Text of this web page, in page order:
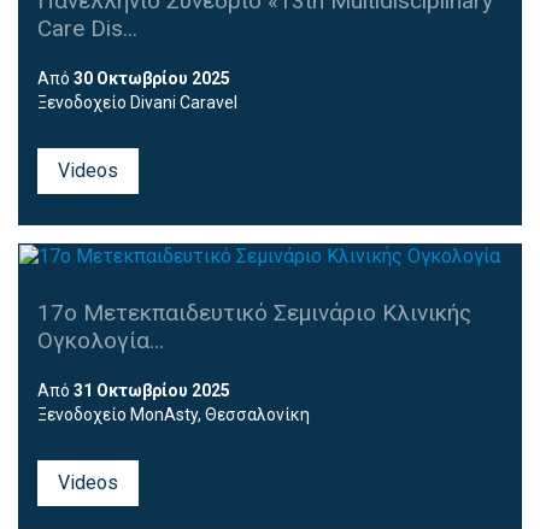
Care Dis...
Από 30 Οκτωβρίου 2025
Ξενοδοχείο Divani Caravel
Videos
17ο Μετεκπαιδευτικό Σεμινάριο Κλινικής
Ογκολογία...
Από 31 Οκτωβρίου 2025
Ξενοδοχείο MonAsty, Θεσσαλονίκη
Videos